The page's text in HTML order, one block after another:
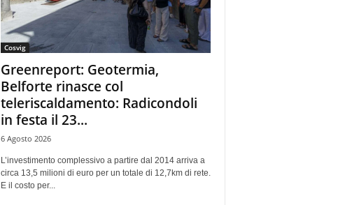
Cosvig
Greenreport: Geotermia,
Belforte rinasce col
teleriscaldamento: Radicondoli
in festa il 23...
6 Agosto 2026
L’investimento complessivo a partire dal 2014 arriva a
circa 13,5 milioni di euro per un totale di 12,7km di rete.
E il costo per...